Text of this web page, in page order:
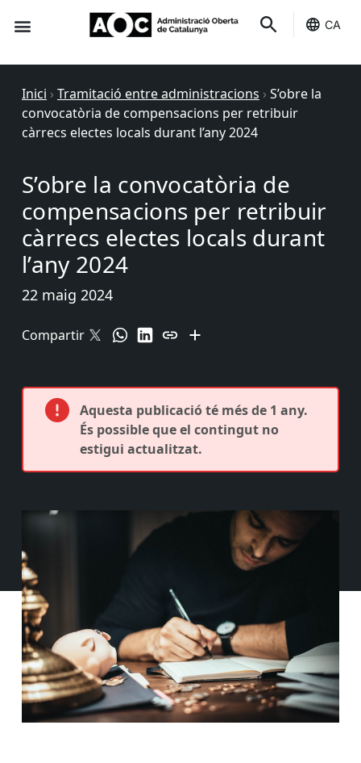
CA
Inici › Tramitació entre administracions › S’obre la
convocatòria de compensacions per retribuir
càrrecs electes locals durant l’any 2024
S’obre la convocatòria de
compensacions per retribuir
càrrecs electes locals durant
l’any 2024
22 maig 2024
Compartir
Aquesta publicació té més de 1 any.
És possible que el contingut no
estigui actualitzat.